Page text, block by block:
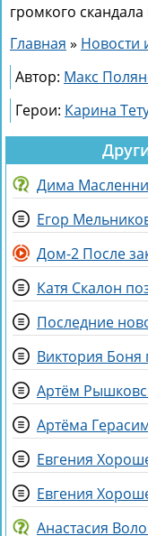
громкого
Главная » Новости
Автор: Макс
Герои: Карина
Дима
Дом-2 После